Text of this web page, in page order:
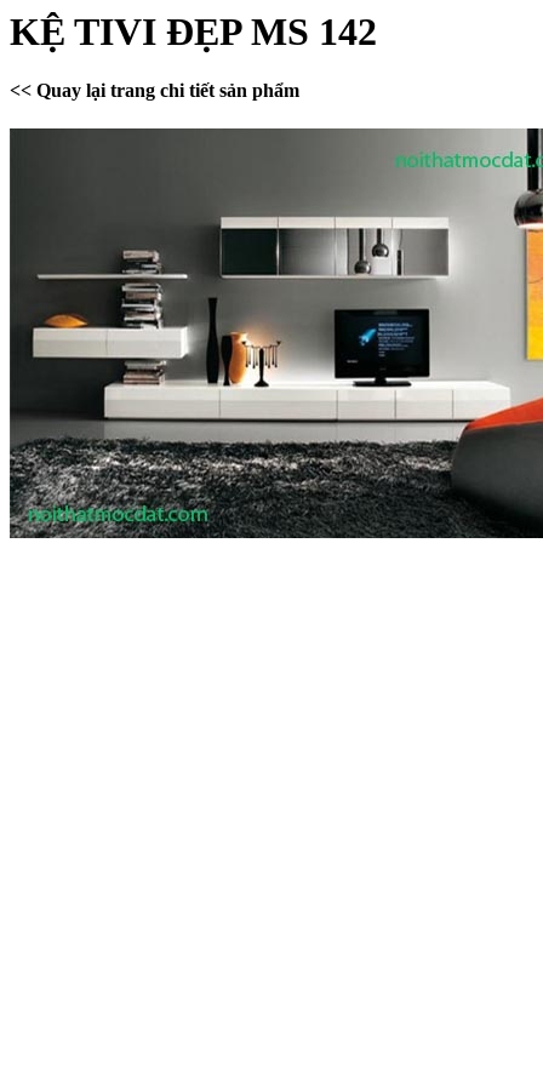
KỆ TIVI ĐẸP MS 142
<< Quay lại trang chi tiết sản phẩm